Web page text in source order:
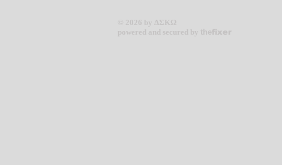
© 2026 by ΔΣΚΩ
powered and secured by thefixer